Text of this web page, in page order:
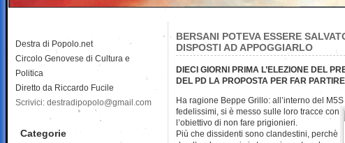
BERSANI POTEVA ESSERE
DISPOSTI AD APPOGGIARLO
DIECI GIORNI PRIMA L’ELEZIONE DEL
DEL PD LA PROPOSTA PER FAR
Ha ragione Beppe Grillo: all’interno del
fedelissimi, si è messo sulle loro tracce con
l’obiettivo di non fare prigionieri.
Più che dissidenti sono clandestini, perchè
Destra di Popolo.net
Circolo Genovese di Cultura e
Politica
Diretto da Riccardo Fucile
Scrivici: destradipopolo@gmail.com
Categorie